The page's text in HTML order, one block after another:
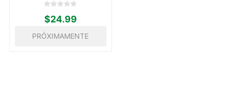
$24.99
PRÓXIMAMENTE